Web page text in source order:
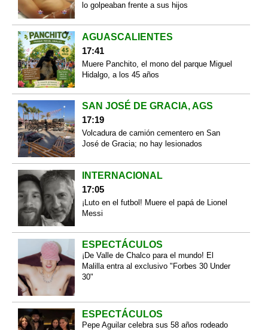
lo golpeaban frente a sus hijos
AGUASCALIENTES
17:41
Muere Panchito, el mono del parque Miguel
Hidalgo, a los 45 años
SAN JOSÉ DE GRACIA, AGS
17:19
Volcadura de camión cementero en San
José de Gracia; no hay lesionados
INTERNACIONAL
17:05
¡Luto en el futbol! Muere el papá de Lionel
Messi
ESPECTÁCULOS
¡De Valle de Chalco para el mundo! El
Malilla entra al exclusivo "Forbes 30 Under
30"
ESPECTÁCULOS
Pepe Aguilar celebra sus 58 años rodeado